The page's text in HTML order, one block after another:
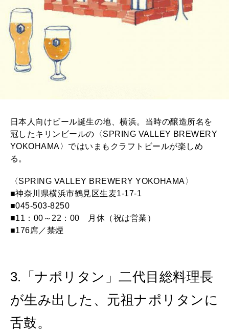
日本人向けビール誕生の地、横浜。当時の醸造所名を
冠したキリンビールの〈SPRING VALLEY BREWERY
YOKOHAMA〉ではいまもクラフトビールが楽しめ
る。
〈SPRING VALLEY BREWERY YOKOHAMA〉
■神奈川県横浜市鶴見区生麦1-17-1
■045-503-8250
■11：00～22：00 月休（祝は営業）
■176席／禁煙
3.「ナポリタン」二代目総料理長
が生み出した、元祖ナポリタンに
舌鼓。